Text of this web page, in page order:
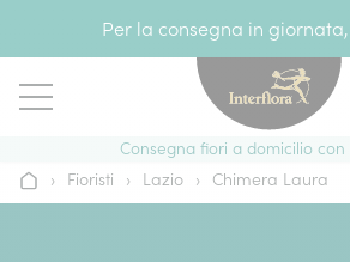
Per la consegna in
Consegna fiori a domicilio
Home› Fioristi › Lazio › Chimera Laura